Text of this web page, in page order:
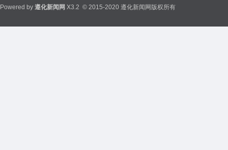
Powered by 遵化新闻网 X3.2 © 2015-2020 遵化新闻网版权所有